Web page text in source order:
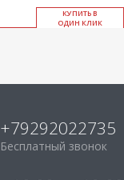
КУ­ПИТЬ В
ОДИН КЛИК
+79292022735
Бесплатный звонок